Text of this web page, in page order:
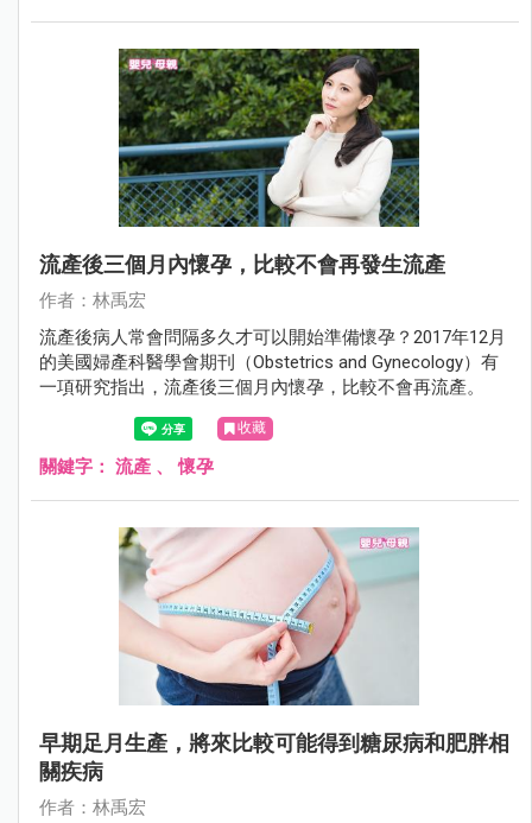
流產後三個月內懷孕，比較不會再發生流產
作者：林禹宏
流產後病人常會問隔多久才可以開始準備懷孕？2017年12月
的美國婦產科醫學會期刊（Obstetrics and Gynecology）有
一項研究指出，流產後三個月內懷孕，比較不會再流產。
收藏
關鍵字： 流產 、懷孕
早期足月生產，將來比較可能得到糖尿病和肥胖相
關疾病
作者：林禹宏